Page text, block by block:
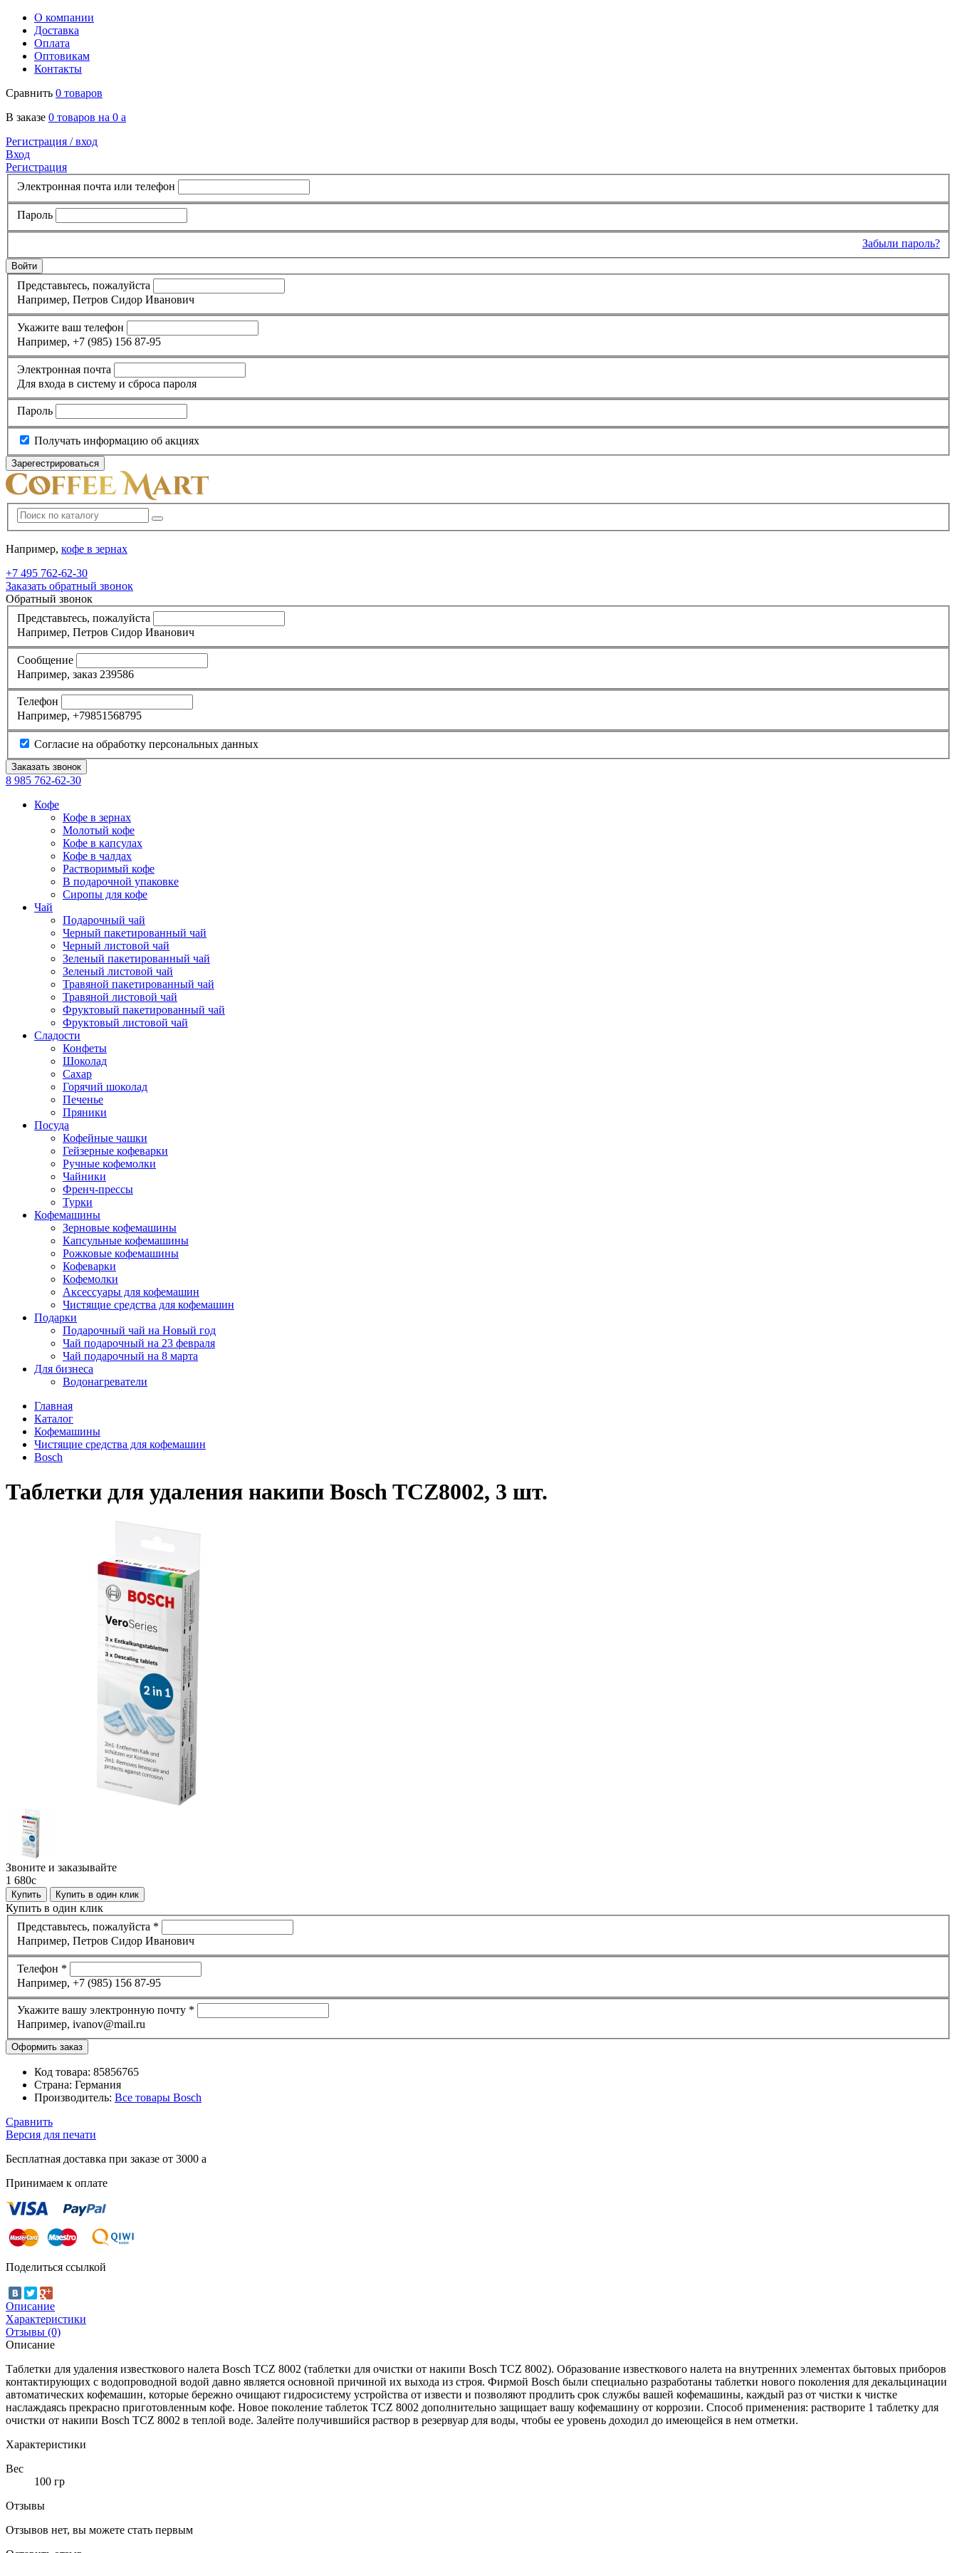
О компании
Доставка
Оплата
Оптовикам
Контакты
Сравнить 0 товаров
В заказе 0 товаров на 0 a
Регистрация /вход
Вход
Регистрация
Электронная почта или телефон
Пароль
Забыли пароль?
Представьтесь, пожалуйста
Например, Петров Сидор Иванович
Укажите ваш телефон
Например, +7 (985) 156 87-95
Электронная почта
Для входа в систему и сброса пароля
Пароль
Получать информацию об акциях
Например, кофе в зернах
+7 495 762-62-30
Заказать обратный звонок
Обратный звонок
Представьтесь, пожалуйста
Например, Петров Сидор Иванович
Сообщение
Например, заказ 239586
Телефон
Например, +79851568795
Согласие на обработку персональных данных
8 985 762-62-30
Кофе
Кофе в зернах
Молотый кофе
Кофе в капсулах
Кофе в чалдах
Растворимый кофе
В подарочной упаковке
Сиропы для кофе
Чай
Подарочный чай
Черный пакетированный чай
Черный листовой чай
Зеленый пакетированный чай
Зеленый листовой чай
Травяной пакетированный чай
Травяной листовой чай
Фруктовый пакетированный чай
Фруктовый листовой чай
Сладости
Конфеты
Шоколад
Сахар
Горячий шоколад
Печенье
Пряники
Посуда
Кофейные чашки
Гейзерные кофеварки
Ручные кофемолки
Чайники
Френч-прессы
Турки
Кофемашины
Зерновые кофемашины
Капсульные кофемашины
Рожковые кофемашины
Кофеварки
Кофемолки
Аксессуары для кофемашин
Чистящие средства для кофемашин
Подарки
Подарочный чай на Новый год
Чай подарочный на 23 февраля
Чай подарочный на 8 марта
Для бизнеса
Водонагреватели
Главная
Каталог
Кофемашины
Чистящие средства для кофемашин
Bosch
Таблетки для удаления накипи Bosch TCZ8002, 3 шт.
Звоните и заказывайте
1 680c
Купить Купить в один клик
Купить в один клик
Представьтесь, пожалуйста *
Например, Петров Сидор Иванович
Телефон *
Например, +7 (985) 156 87-95
Укажите вашу электронную почту *
Например, ivanov@mail.ru
Код товара: 85856765
Страна: Германия
Производитель: Все товары Bosch
Сравнить
Версия для печати
Бесплатная доставка при заказе от 3000 a
Принимаем к оплате
Поделиться ссылкой
Описание
Характеристики
Отзывы (0)
Описание
Таблетки для удаления известкового налета Bosch TCZ 8002 (таблетки для очистки от накипи Bosch TCZ 8002). Образование известкового налета на внутренних элементах бытовых приборов
контактирующих с водопроводной водой давно является основной причиной их выхода из строя. Фирмой Bosch были специально разработаны таблетки нового поколения для декальцинации
автоматических кофемашин, которые бережно очищают гидросистему устройства от извести и позволяют продлить срок службы вашей кофемашины, каждый раз от чистки к чистке
наслаждаясь прекрасно приготовленным кофе. Новое поколение таблеток TCZ 8002 дополнительно защищает вашу кофемашину от коррозии. Способ применения: растворите 1 таблетку для
очистки от накипи Bosch TCZ 8002 в теплой воде. Залейте получившийся раствор в резервуар для воды, чтобы ее уровень доходил до имеющейся в нем отметки.
Характеристики
Вес
100 гр
Отзывы
Отзывов нет, вы можете стать первым